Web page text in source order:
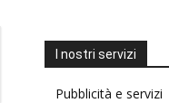
I nostri servizi
Pubblicità e servizi